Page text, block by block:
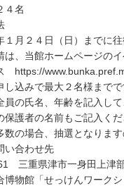
４名
２４日（日）までに往
当館ホームページのイ
みで最大２名様までで
氏名、年齢を記入して
者の名前もご記入く
場合、抽選となります
合わせ先
三重県津市一身田上津
物館「せっけんワーク